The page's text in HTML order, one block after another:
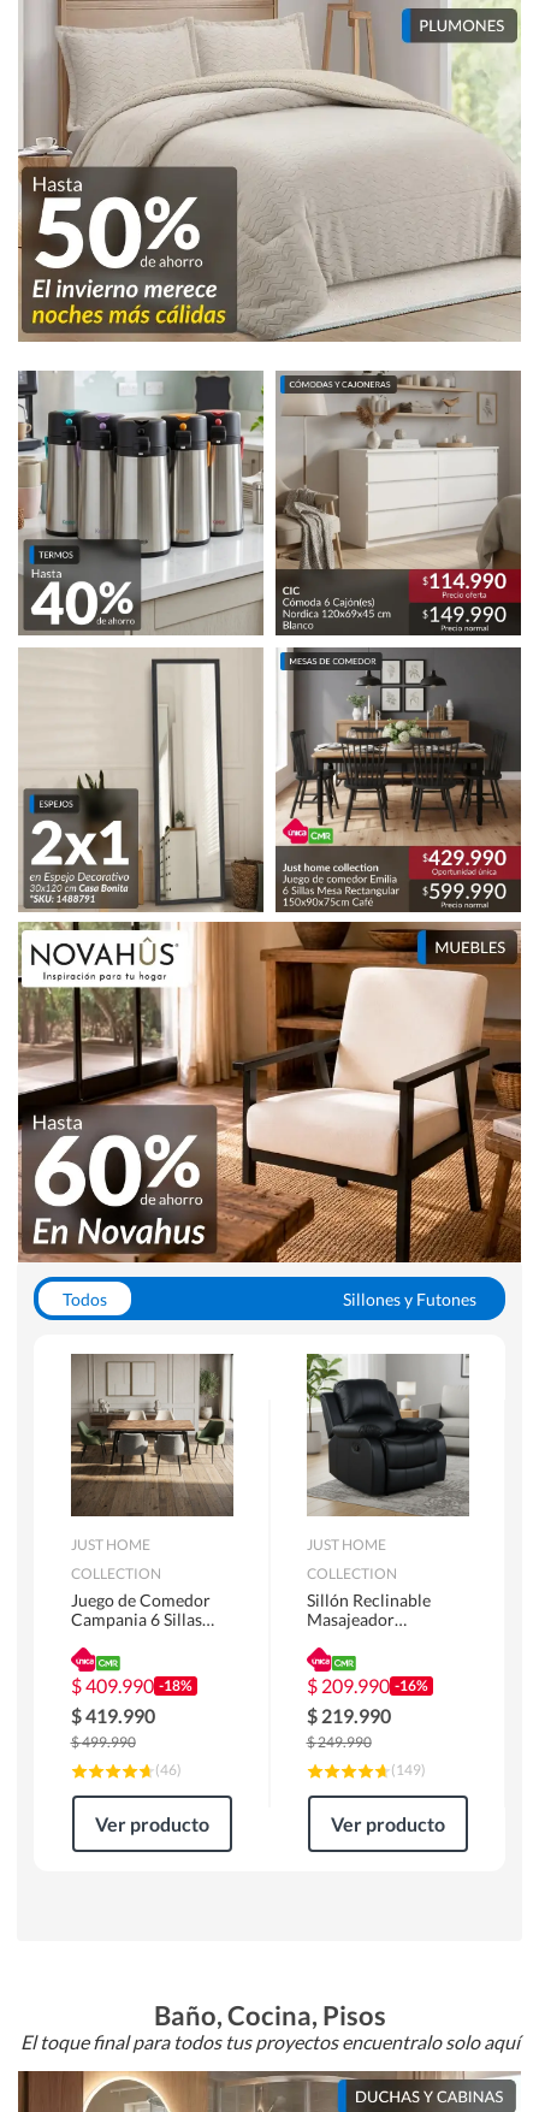
Todos
Sillones y Futones
Escritorios y Sillas PC
Racks y Muebles TV
Alfombras
JUST HOME
COLLECTION
Juego de Comedor
Campania 6 Sillas
180 x 90 x 76 cm
Café
$409.990 -18%
$419.990
$499.990
(46)
Ver producto
JUST HOME
COLLECTION
Sillón Reclinable
Masajeador
Atlanta 91x101x94
cm Negro
$ 209.990 -16%
$ 219.990
$249.990
(149)
Ver producto
Baño, Cocina, Pisos
El toque final para todos tus proyectos encuentralo solo aquí